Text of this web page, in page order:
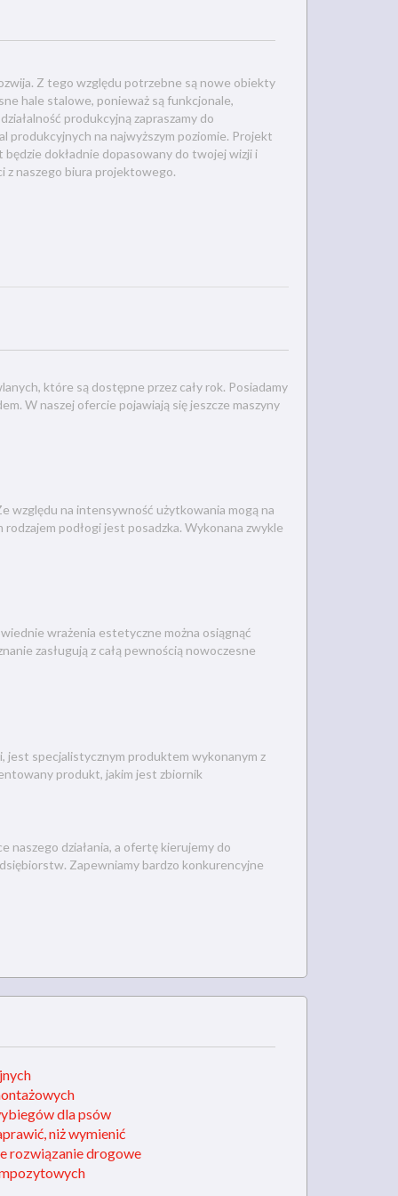
Z tego względu potrzebne są nowe obiekty
hale stalowe, ponieważ są funkcjonale,
produkcyjną zapraszamy do
produkcyjnych na najwyższym poziomie. Projekt
dokładnie dopasowany do twojej wizji i
z naszego biura projektowego.
które są dostępne przez cały rok. Posiadamy
W naszej ofercie pojawiają się jeszcze maszyny
względu na intensywność użytkowania mogą na
podłogi jest posadzka. Wykonana zwykle
wrażenia estetyczne można osiągnąć
zasługują z całą pewnością nowoczesne
jest specjalistycznym produktem wykonanym z
produkt, jakim jest zbiornik
działania, a ofertę kierujemy do
Zapewniamy bardzo konkurencyjne
dla psów
niż wymienić
rozwiązanie drogowe